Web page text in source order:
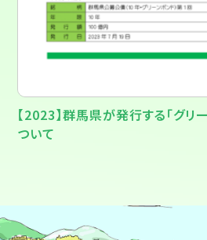
【2023】群馬県が発行する「グリ
ついて